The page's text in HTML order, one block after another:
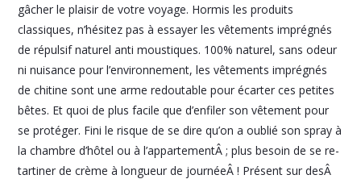
gâcher le plaisir de votre voyage. Hormis les produits
classiques, n’hésitez pas à essayer les vêtements imprégnés
de répulsif naturel anti moustiques. 100% naturel, sans odeur
ni nuisance pour l’environnement, les vêtements imprégnés
de chitine sont une arme redoutable pour écarter ces petites
bêtes. Et quoi de plus facile que d’enfiler son vêtement pour
se protéger. Fini le risque de se dire qu’on a oublié son spray à
la chambre d’hôtel ou à l’appartementÂ ; plus besoin de se re-
tartiner de crème à longueur de journéeÂ ! Présent sur desÂ